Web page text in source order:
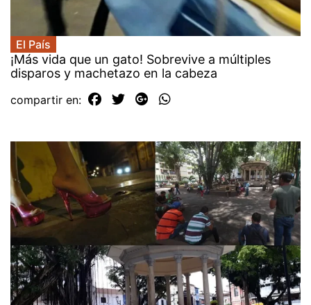
El País
¡Más vida que un gato! Sobrevive a múltiples
disparos y machetazo en la cabeza
compartir en: